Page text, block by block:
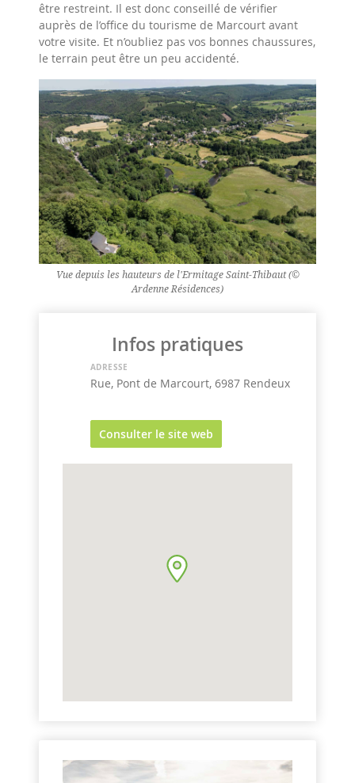
être restreint. Il est donc conseillé de vérifier
auprès de l’office du tourisme de Marcourt avant
votre visite. Et n’oubliez pas vos bonnes chaussures,
le terrain peut être un peu accidenté.
Vue depuis les hauteurs de l'Ermitage Saint-Thibaut (©
Ardenne Résidences)
Infos pratiques
ADRESSE
Rue, Pont de Marcourt, 6987 Rendeux
Consulter le site web